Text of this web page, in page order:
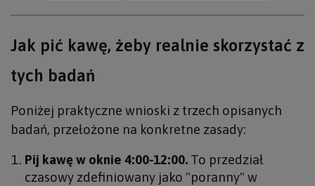
Jak pić kawę, żeby realnie skorzystać z
tych badań
Poniżej praktyczne wnioski z trzech opisanych
badań, przełożone na konkretne zasady:
Pij kawę w oknie 4:00-12:00. To przedział
czasowy zdefiniowany jako "poranny" w